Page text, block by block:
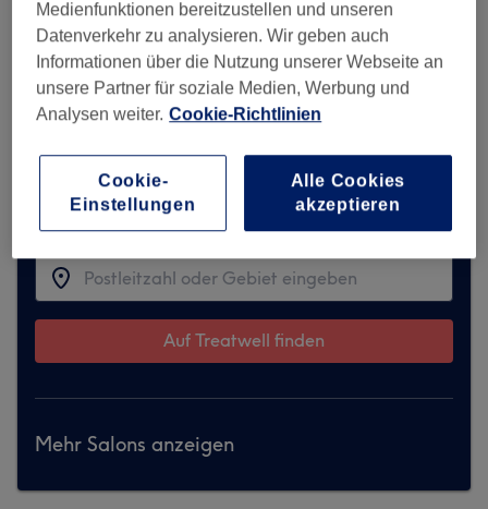
Entschuldigung, diese Location ist
vorübergehend auf Treatwell nicht
verfügbar.
Hier findest du Vorschläge für ähnliche
Finde die besten Salons in deiner Nähe
Auf Treatwell finden
Mehr Salons anzeigen
Medienfunktionen bereitzustellen und unseren
Datenverkehr zu analysieren. Wir geben auch
Informationen über die Nutzung unserer Webseite an
unsere Partner für soziale Medien, Werbung und
Analysen weiter. Cookie-Richtlinien
Cookie-
Einstellungen
Alle Cookies
akzeptieren